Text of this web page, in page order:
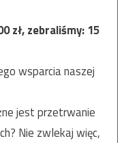
zł, zebraliśmy:15
wsparcia naszej
jest przetrwanie
Nie zwlekaj więc,